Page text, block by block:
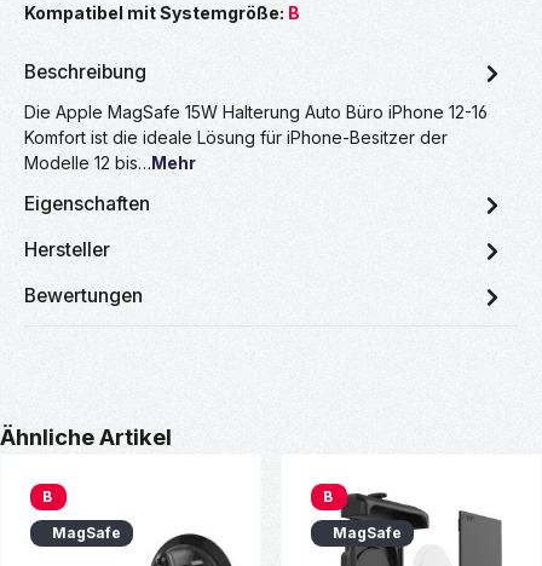
Kompatibel mit Systemgröße: B
Beschreibung
Die Apple MagSafe 15W Halterung Auto Büro iPhone 12-16
Komfort ist die ideale Lösung für iPhone-Besitzer der
Modelle 12 bis…Mehr
Eigenschaften
Hersteller
Bewertungen
Produktgalerie überspringen
Ähnliche Artikel
B
MagSafe
B
MagSafe